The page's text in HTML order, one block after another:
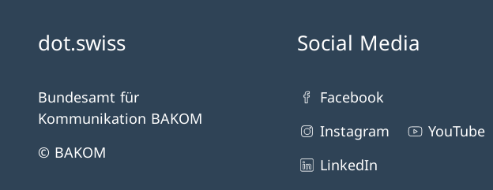
dot.swiss
Bundesamt für
Kommunikation BAKOM
© BAKOM
Social Media
Facebook
Instagram
YouTube
LinkedIn